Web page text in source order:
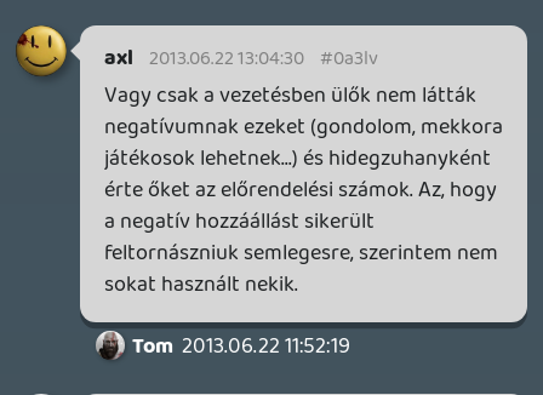
sem mozgatnak meg. (Nem szó szerint. 😛
) A drágasága megmaradt + ráadásul még
ránk is "erőltetik", de legalább a második
probléma (a támogatás hiánya) elméletileg
megszűnhet. Én legalábbis nagyon
remélem, hogy nem jut a Sixaxis sorsára
(ha már kötelező), ami szintén egy nagyon
jópofa kiegészítő irányítási metódusnak
tűnt, kezdetben agyon-erőltették, azóta
meg szinte mintha teljesen elfeledkeztek
volna róla...
casper007 2013.06.22 08:45:56